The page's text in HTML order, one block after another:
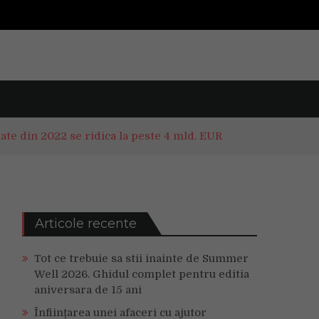
din 2022 se ridica la peste 4 mld. EUR
Articole recente
Tot ce trebuie sa stii inainte de Summer
Well 2026. Ghidul complet pentru editia
aniversara de 15 ani
Înființarea unei afaceri cu ajutor